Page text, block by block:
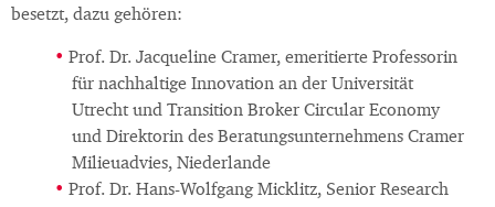
besetzt, dazu gehören:
Prof. Dr. Jacqueline Cramer, emeritierte Professorin
für nachhaltige Innovation an der Universität
Utrecht und Transition Broker Circular Economy
und Direktorin des Beratungsunternehmens Cramer
Milieuadvies, Niederlande
Prof. Dr. Hans-Wolfgang Micklitz, Senior Research